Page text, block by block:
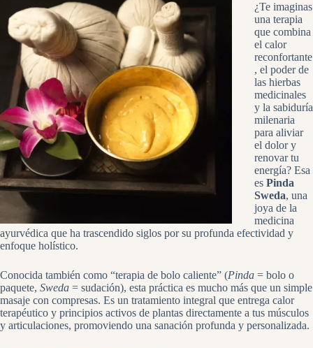
¿Te imaginas
una terapia
que combina
el calor
reconfortante
, el poder de
las hierbas
medicinales
y la sabiduría
milenaria
para aliviar
el dolor y
renovar tu
energía? Esa
es Pinda
Sweda, una
joya de la
medicina
ayurvédica que ha trascendido siglos por su profunda efectividad y
enfoque holístico.
Conocida también como “terapia de bolo caliente” (Pinda = bolo o
paquete, Sweda = sudación), esta práctica es mucho más que un simple
masaje con compresas. Es un tratamiento integral que entrega calor
terapéutico y principios activos de plantas directamente a tus músculos
y articulaciones, promoviendo una sanación profunda y personalizada.